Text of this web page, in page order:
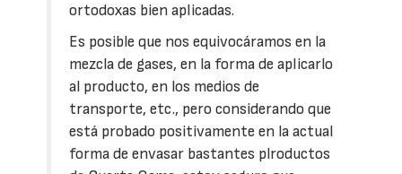
ortodoxas bien aplicadas.
Es posible que nos equivocáramos en la
mezcla de gases, en la forma de aplicarlo
al producto, en los medios de
transporte, etc., pero considerando que
está probado positivamente en la actual
forma de envasar bastantes plroductos